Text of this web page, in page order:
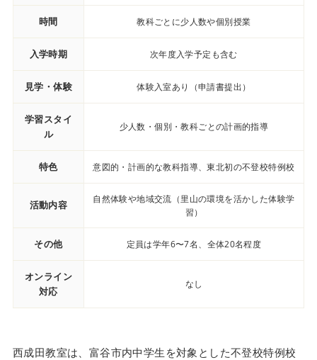
時間 教科ごとに少人数や個別授業
入学時期 次年度入学予定も含む
見学・体験 体験入室あり（申請書提出）
学習スタイ
ル
少人数・個別・教科ごとの計画的指導
特色 意図的・計画的な教科指導、東北初の不登校特例校
活動内容
自然体験や地域交流（里山の環境を活かした体験学
習）
その他 定員は学年6〜7名、全体20名程度
オンライン
対応
なし
西成田教室は、富谷市内中学生を対象とした不登校特例校